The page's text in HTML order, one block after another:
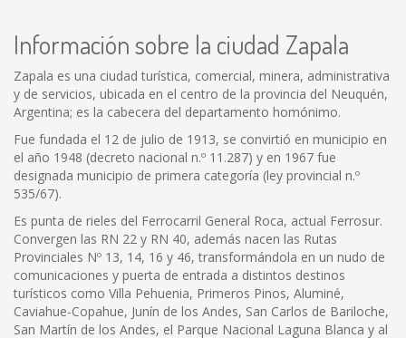
Información sobre la ciudad Zapala
Zapala es una ciudad turística, comercial, minera, administrativa
y de servicios, ubicada en el centro de la provincia del Neuquén,
Argentina; es la cabecera del departamento homónimo.
Fue fundada el 12 de julio de 1913, se convirtió en municipio en
el año 1948 (decreto nacional n.º 11.287) y en 1967 fue
designada municipio de primera categoría (ley provincial n.º
535/67).
Es punta de rieles del Ferrocarril General Roca, actual Ferrosur.
Convergen las RN 22 y RN 40, además nacen las Rutas
Provinciales Nº 13, 14, 16 y 46, transformándola en un nudo de
comunicaciones y puerta de entrada a distintos destinos
turísticos como Villa Pehuenia, Primeros Pinos, Aluminé,
Caviahue-Copahue, Junín de los Andes, San Carlos de Bariloche,
San Martín de los Andes, el Parque Nacional Laguna Blanca y al